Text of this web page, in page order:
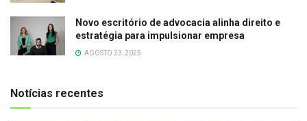
Novo escritório de advocacia alinha direito e
estratégia para impulsionar empresa
AGOSTO 23, 2025
Notícias recentes